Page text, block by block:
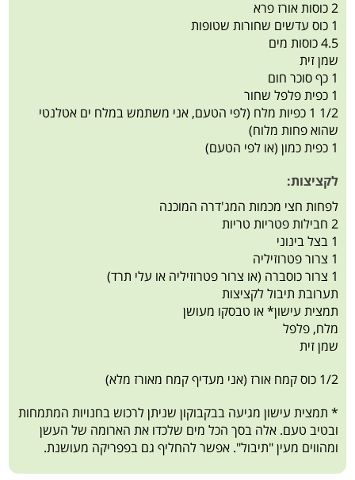
2 כוסות אורז פרא
1 כוס עדשים שחורות שטופות
4.5 כוסות מים
שמן זית
1 כף סוכר חום
1 כפית פלפל שחור
1/2 1 כפיות מלח (לפי הטעם, אני משתמש במלח ים אטלנטי
שהוא פחות מלוח)
1 כפית כמון (או לפי הטעם)
לקציצות:
לפחות חצי מכמות המג'דרה המוכנה
2 חבילות פטריות טריות
1 בצל בינוני
1 צרור פטרוזיליה
1 צרור כוסברה (או צרור פטרוזיליה או עלי תרד)
תערובת תיבול לקציצות
תמצית עישון* או טבסקו מעושן
מלח, פלפל
שמן זית
1/2 כוס קמח אורז (אני מעדיף קמח מאורז מלא)
* תמצית עישון מגיעה בבקבוקון שניתן לרכוש בחנויות המתמחות
ובטיב טעם. אלה בסך הכל מים שלכדו את הארומה של העשן
ומהווים מעין "תיבול". אפשר להחליף גם בפפריקה מעושנת.